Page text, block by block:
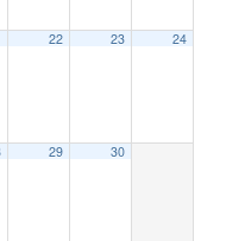
22 23 24
29 30